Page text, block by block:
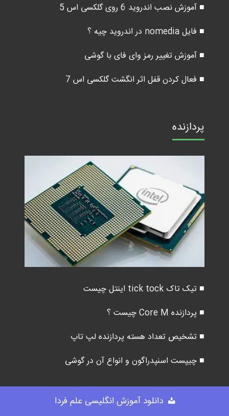
■ آموزش نصب اندروید 6 روی گلکسی اس 5
■ فایل nomedia در اندروید چیه ؟
■ آموزش تغییر رمز وای فای با گوشی
■ فعال کردن قفل اثر انگشت گلکسی اس 7
پردازنده
■ تیک تاک tick tock اینتل چیست
■ پردازنده Core M چیست ؟
■ تشخیص تعداد هسته پردازنده لپ تاپ
■ چیپست اسنپدراگون و انواع آن در گوشی
قطعات داخلیدانلود آموزش انگلیسی علم فردا